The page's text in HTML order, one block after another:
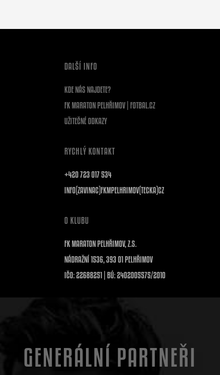
DALŠÍ INFO
KDE NÁS NAJDETE?
FK MARATON PELHŘIMOV | FOTBAL.CZ
UŽITEČNÉ ODKAZY
RYCHLÝ KONTAKT
+420 723 017 534
INFO(ZAVINAC)FKMPELHRIMOV(TECKA)CZ
O KLUBU
FK MARATON PELHŘIMOV, Z.S.
NÁDRAŽNÍ 1536, 393 01 PELHŘIMOV
IČO: 22688251 | BÚ: 2402005575/2010
GENERÁLNÍ PARTNEŘI